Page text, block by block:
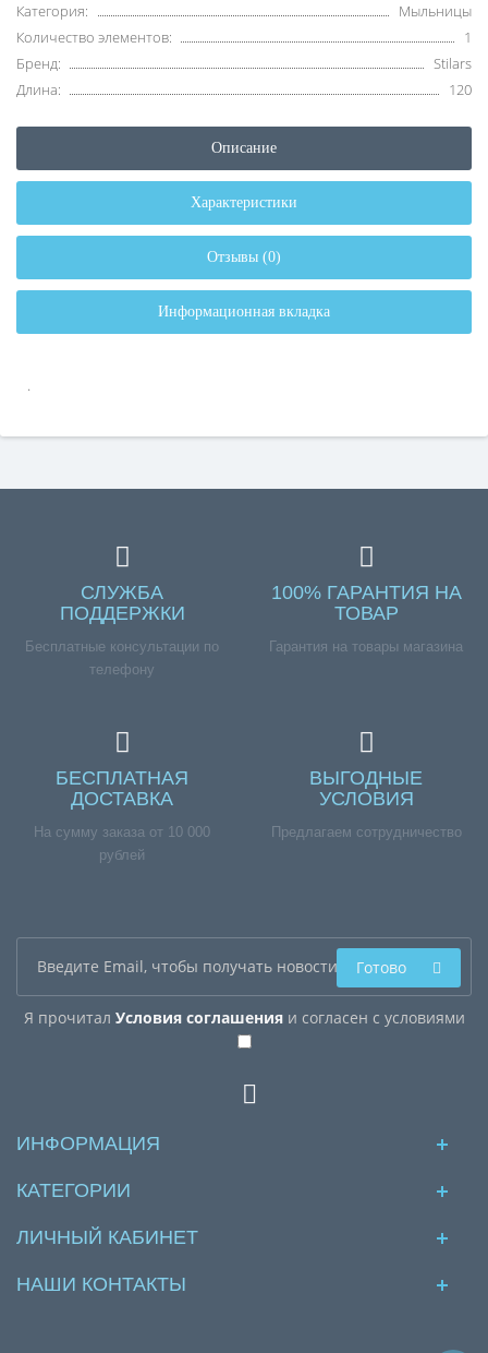
Категория:
Мыльницы
Количество элементов:
1
Бренд:
Stilars
Длина:
120
Описание
Характеристики
Отзывы (0)
Информационная вкладка
.
СЛУЖБА
ПОДДЕРЖКИ
Бесплатные консультации по
телефону
100% ГАРАНТИЯ НА
ТОВАР
Гарантия на товары магазина
БЕСПЛАТНАЯ
ДОСТАВКА
На сумму заказа от 10 000
рублей
ВЫГОДНЫЕ
УСЛОВИЯ
Предлагаем сотрудничество
Я прочитал Условия соглашенияи согласен с условиями
Готово
ИНФОРМАЦИЯ
КАТЕГОРИИ
ЛИЧНЫЙ КАБИНЕТ
НАШИ КОНТАКТЫ